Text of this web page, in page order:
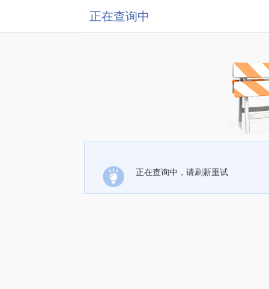
正在查询中
正在查询中，请刷新重试